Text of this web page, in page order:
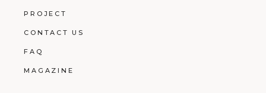
PROJECT
CONTACT US
FAQ
MAGAZINE